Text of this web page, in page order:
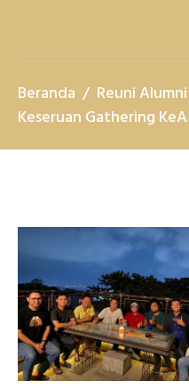
Beranda
Reuni Alumni
Keseruan Gathering